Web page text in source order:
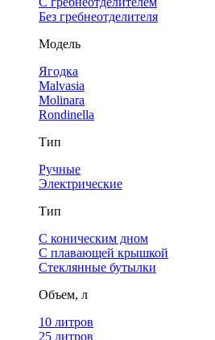
Без гребнеотделителя
Модель
Ягодка
Malvasia
Molinara
Rondinella
Тип
Ручные
Электрические
Тип
С коническим дном
С плавающей крышкой
Стеклянные бутылки
Объем, л
10 литров
25 литров